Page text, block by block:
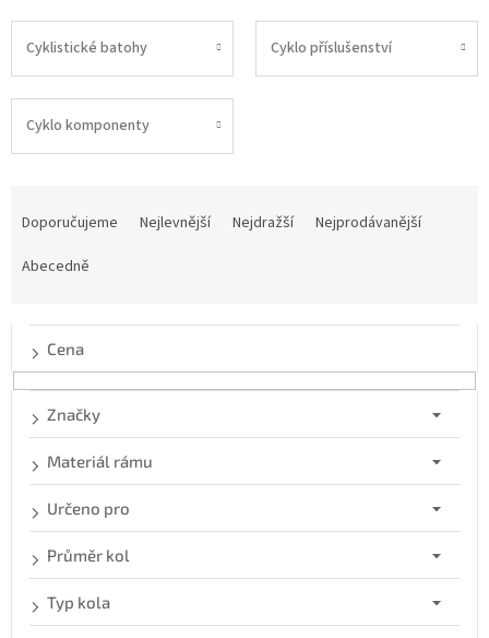
Cyklistické batohy Cyklo příslušenství
Cyklo komponenty
o
Doporučujeme Nejlevnější Nejdražší
Nejprodávanější
Abecedně
Cena
Značky
Materiál rámu
Určeno pro
Průměr kol
Typ kola